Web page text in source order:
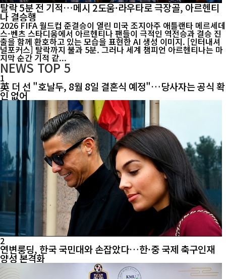
탈락 5분 전 기적…메시 2도움·라우타로 극장골, 아르헨티
나 결승행
2026 FIFA 월드컵 준결승이 열린 미국 조지아주 애틀랜타 메르세데
스-벤츠 스타디움에서 아르헨티나 팬들이 극적인 역전승과 결승 진
출을 함께 환호하고 있는 모습을 표현한 AI 생성 이미지. [인터내셔
널포커스] 탈락까지 불과 5분. 그러나 세계 챔피언 아르헨티나는 마
지막 순간 기적 같...
NEWS TOP 5
1
英 더 선 "호날두, 8월 8일 결혼식 예정"…당사자는 공식 확
인 없어
2
연변룽딩, 한국 국민대와 손잡았다…한·중 국제 축구인재
양성 본격화